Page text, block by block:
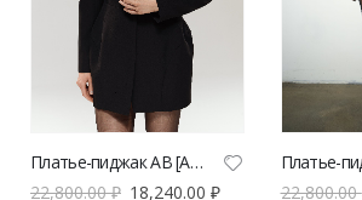
Платье-пиджак AB [Anastasiya Burdyugova] | VERESK studio
22,800.00₽ 18,240.00 ₽
22,800.00